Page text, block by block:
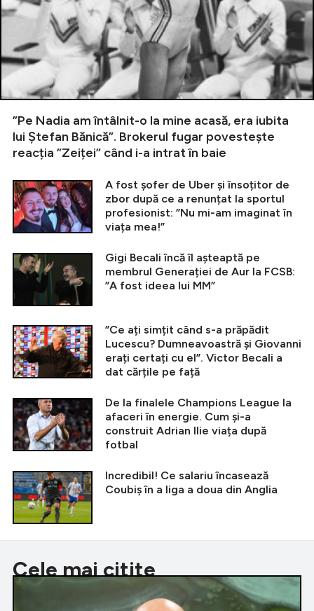
”Pe Nadia am întâlnit-o la mine acasă, era iubita
lui Ștefan Bănică”. Brokerul fugar povestește
reacția ”Zeiței” când i-a intrat în baie
A fost șofer de Uber și însoțitor de
zbor după ce a renunțat la sportul
profesionist: ”Nu mi-am imaginat în
viața mea!”
Gigi Becali încă îl așteaptă pe
membrul Generației de Aur la FCSB:
”A fost ideea lui MM”
”Ce ați simțit când s-a prăpădit
Lucescu? Dumneavoastră și Giovanni
erați certați cu el”. Victor Becali a
dat cărțile pe față
De la finalele Champions League la
afaceri în energie. Cum și-a
construit Adrian Ilie viața după
fotbal
Incredibil! Ce salariu încasează
Coubiș în a liga a doua din Anglia
Cele mai citite